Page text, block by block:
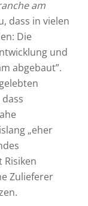
am
dass in vielen
Die
und
abgebaut”.
„eher
Risiken
Zulieferer